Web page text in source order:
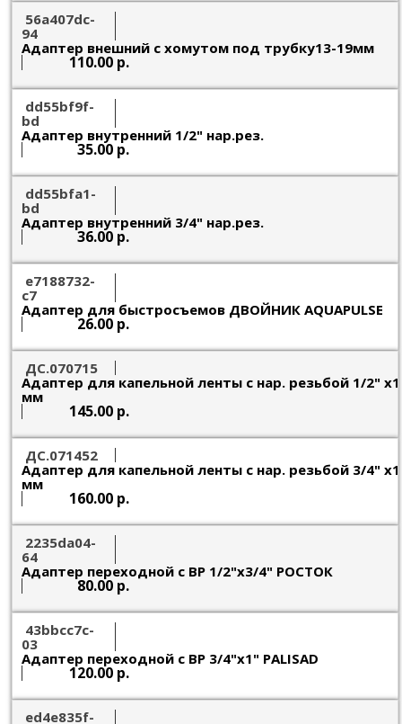
56a407dc-
94
Адаптер внешний с хомутом под трубку13-19мм
110.00 р.
dd55bf9f-
bd
Адаптер внутренний 1/2" нар.рез.
35.00 р.
dd55bfa1-
bd
Адаптер внутренний 3/4" нар.рез.
36.00 р.
e7188732-
c7
Адаптер для быстросъемов ДВОЙНИК AQUAPULSE
26.00 р.
ДС.070715
Адаптер для капельной ленты с нар. резьбой 1/2"
мм
145.00 р.
ДС.071452
Адаптер для капельной ленты с нар. резьбой 3/4"
мм
160.00 р.
2235da04-
64
Адаптер переходной с ВР 1/2"х3/4" РОСТОК
80.00 р.
43bbcc7c-
03
Адаптер переходной с ВР 3/4"х1" PALISAD
120.00 р.
ed4e835f-